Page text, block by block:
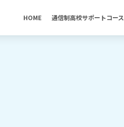
HOME 通信制高校サポートコース